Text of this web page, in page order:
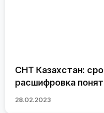
СНТ Казахстан:
расшифровка
28.02.2023